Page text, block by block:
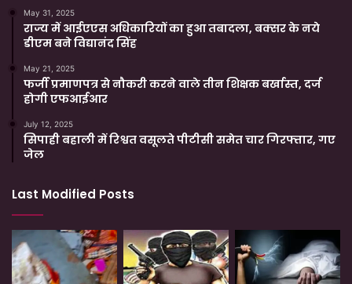
May 31, 2025
राज्य में आईएएस अधिकारियों का हुआ तबादला, बक्सर के नये
डीएम बने विद्यानंद सिंह
May 21, 2025
फर्जी प्रमाणपत्र से नौकरी करने वाले तीन शिक्षक बर्खास्त, दर्ज
होगी एफआईआर
July 12, 2025
सिपाही बहाली में रिश्वत वसूलते पीटीसी समेत चार गिरफ्तार, गए
जेल
Last Modified Posts